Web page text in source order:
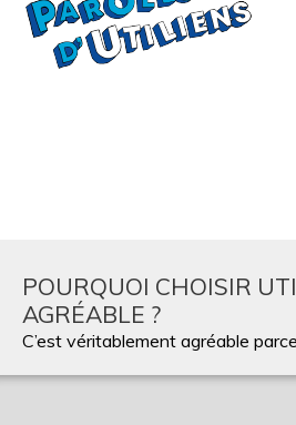
POURQUOI CHOISIR
AGRÉABLE ?
C’est véritablement agréable